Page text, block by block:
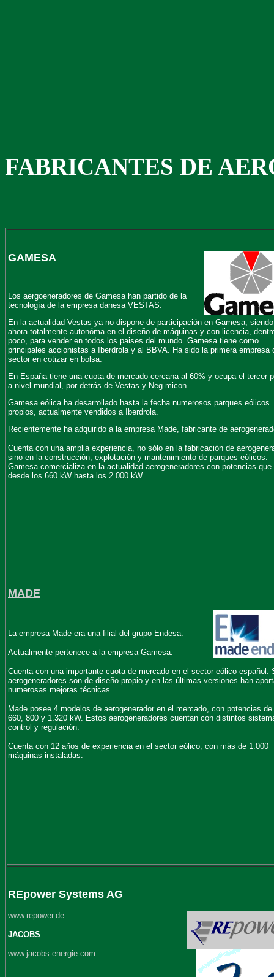
FABRICANTES DE
GAMESA
Los aergoeneradores de Gamesa han partido de la
tecnología de la empresa danesa VESTAS.
En la actualidad Vestas ya no dispone de participación en Gamesa,
ahora totalmente autonóma en el diseño de máquinas y con licencia,
poco, para vender en todos los paises del mundo. Gamesa tiene como
principales accionistas a Iberdrola y al BBVA. Ha sido la primera empresa
sector en cotizar en bolsa.
En España tiene una cuota de mercado cercana al 60% y ocupa el tercer
a nivel mundial, por detrás de Vestas y Neg-micon.
Gamesa eólica ha desarrollado hasta la fecha numerosos parques eólicos
propios, actualmente vendidos a Iberdrola.
Recientemente ha adquirido a la empresa Made, fabricante de
Cuenta con una amplia experiencia, no sólo en la fabricación de
sino en la construcción, explotación y mantenimiento de parques eólicos.
Gamesa comercializa en la actualidad aerogeneradores con potencias que
desde los 660 kW hasta los 2.000 kW.
MADE
La empresa Made era una filial del grupo Endesa.
Actualmente pertenece a la empresa Gamesa.
Cuenta con una importante cuota de mercado en el sector eólico español.
aerogeneradores son de diseño propio y en las últimas versiones han
numerosas mejoras técnicas.
Made posee 4 modelos de aerogenerador en el mercado, con potencias
660, 800 y 1.320 kW. Estos aerogeneradores cuentan con distintos
control y regulación.
Cuenta con 12 años de experiencia en el sector eólico, con más de 1.000
máquinas instaladas.
REpower Systems AG
www.repower.de
JACOBS
www.jacobs-energie.com